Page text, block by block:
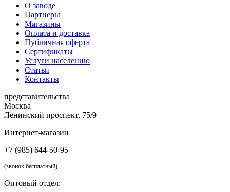
О заводе
Партнеры
Магазины
Оплата и доставка
Публичная оферта
Сертификаты
Услуги населению
Статьи
Контакты
представительства
Москва
Ленинский проспект, 75/9
Интернет-магазин
+7 (985) 644-50-95
(звонок бесплатный)
Оптовый отдел: